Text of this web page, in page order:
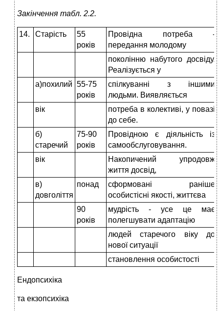
Закінчення табл. 2.2.
14. Старість
55
років
Провідна потреба -
передання молодому
поколінню набутого досвіду.
Реалізується у
а)похилий 55-75
років
спілкуванні з іншими
людьми. Виявляється
вік
потреба в колективі, у повазі
до себе.
б)
старечий
75-90
років
Провідною є діяльність із
самообслуговування.
вік
Накопичений упродовж
життя досвід,
в)
довголіття
понад
сформовані раніше
особистісні якості, життєва
90
років
мудрість - усе це має
полегшувати адаптацію
людей старечого віку до
нової ситуації
становлення особистості
Ендопсихіка
та екзопсихіка